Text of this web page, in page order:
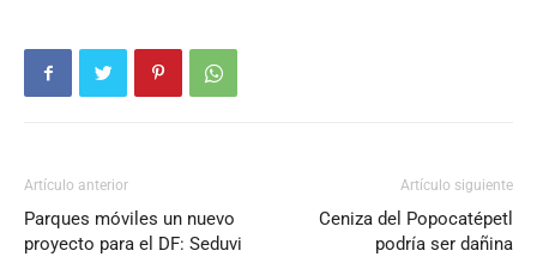
Artículo anterior
Parques móviles un nuevo
proyecto para el DF: Seduvi
Artículo siguiente
Ceniza del Popocatépetl
podría ser dañina